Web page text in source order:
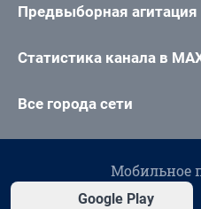
Предвыборная агитация
Статистика канала в
Все города сети
Мобильное
Google Play